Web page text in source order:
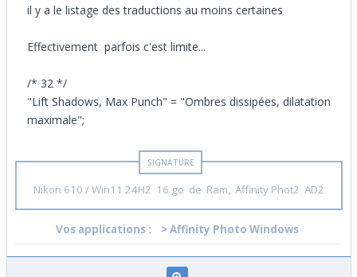
il y a le listage des traductions au moins certaines
Effectivement parfois c'est limite...
/* 32 */
"Lift Shadows, Max Punch" = "Ombres dissipées, dilatation
maximale";
Nikon 610 / Win11 24H2 16 go de Ram, Affinity Phot2 AD2
Vos applications : > Affinity Photo Windows